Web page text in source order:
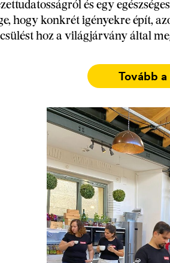
és egy
hogy konkrét igényekre épít,
hoz a világjárvány által
Tovább